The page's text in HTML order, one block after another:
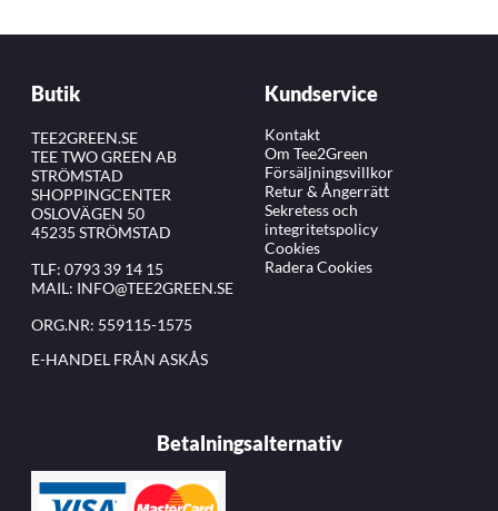
Butik
TEE2GREEN.SE
TEE TWO GREEN AB
STRÖMSTAD
SHOPPINGCENTER
OSLOVÄGEN 50
45235 STRÖMSTAD
TLF: 0793 39 14 15
MAIL: INFO@TEE2GREEN.SE
ORG.NR: 559115-1575
E-HANDEL FRÅN ASKÅS
Kundservice
Kontakt
Om Tee2Green
Försäljningsvillkor
Retur & Ångerrätt
Sekretess och
integritetspolicy
Cookies
Radera Cookies
Betalningsalternativ